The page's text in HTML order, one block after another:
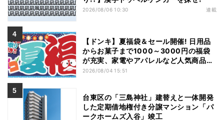
2026/08/06 10:30 連載
【ドンキ】夏福袋＆セール開催! 日用品
からお菓子まで1000～3000円の福袋
が充実、家電やアパレルなど人気商品も
特価
2026/08/04 15:51
台東区の「三島神社」建替えと一体開発
した定期借地権付き分譲マンション「パ
ークホームズ入谷」竣工